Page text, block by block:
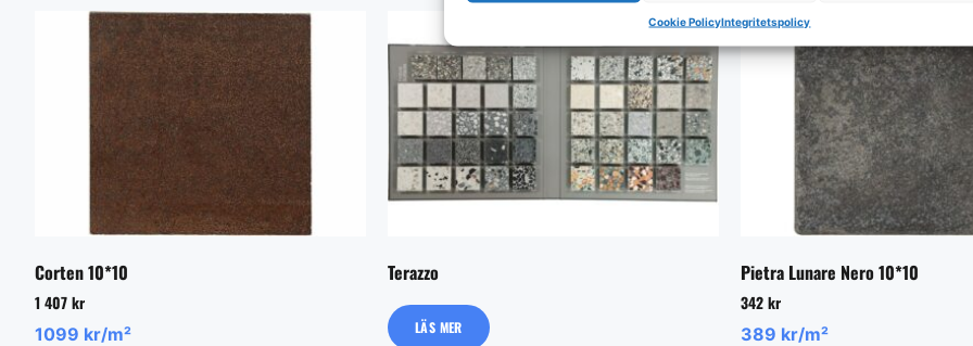
Cookie PolicyIntegritetspolicy
Corten 10*10
1 407 kr
1099 kr/m²
Terazzo
LÄS MER
Pietra Lunare Nero 10*10
342 kr
389 kr/m²